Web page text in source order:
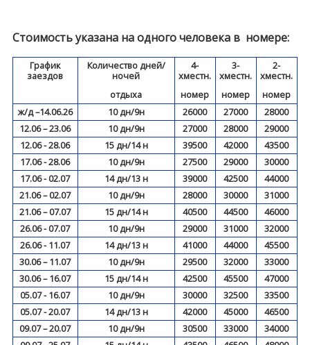
Стоимость указана на одного человека в номере:
График
заездов
Количество дней/
ночей
отдыха
4-
хместн.
номер
3-
хместн.
номер
2-
хместн.
номер
ж/д –14.06.26
10 дн/9н 26000 27000
28000
12.06 – 23.06
10 дн/9н 27000 28000
29000
12.06 - 28.06
15 дн/14 н 39500 42000
43500
17.06 - 28.06
10 дн/9н 27500 29000
30000
17.06 - 02.07
14 дн/13 н 39000 42500
44000
21.06 – 02.07
10 дн/9н 28000 30000
31000
21.06 – 07.07
15 дн/14 н 40500 44500
46000
26.06 - 07.07
10 дн/9н 29000 31000
32000
26.06 - 11.07
14 дн/13 н 41000 44000
45500
30.06 – 11.07
10 дн/9н 29500 32000
33000
30.06 – 16.07
15 дн/14 н 42500 45500
47000
05.07 - 16.07
10 дн/9н 30000 32500
33500
05.07 - 20.07
14 дн/13 н 42000 45000
46500
09.07 – 20.07
10 дн/9н 30500 33000
34000